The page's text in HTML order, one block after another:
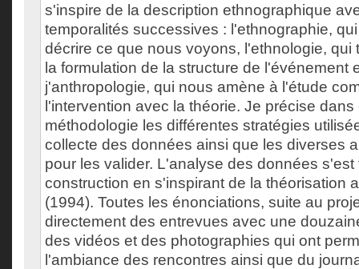
s'inspire de la description ethnographique
temporalités successives : l'ethnographie,
décrire ce que nous voyons, l'ethnologie, qui
la formulation de la structure de l'événement
j'anthropologie, qui nous amène à l'étude
l'intervention avec la théorie. Je précise
méthodologie les différentes stratégies
collecte des données ainsi que les diverses
pour les valider. L'analyse des données s'est
construction en s'inspirant de la théorisation
(1994). Toutes les énonciations, suite au
directement des entrevues avec une
des vidéos et des photographies qui ont
l'ambiance des rencontres ainsi que du